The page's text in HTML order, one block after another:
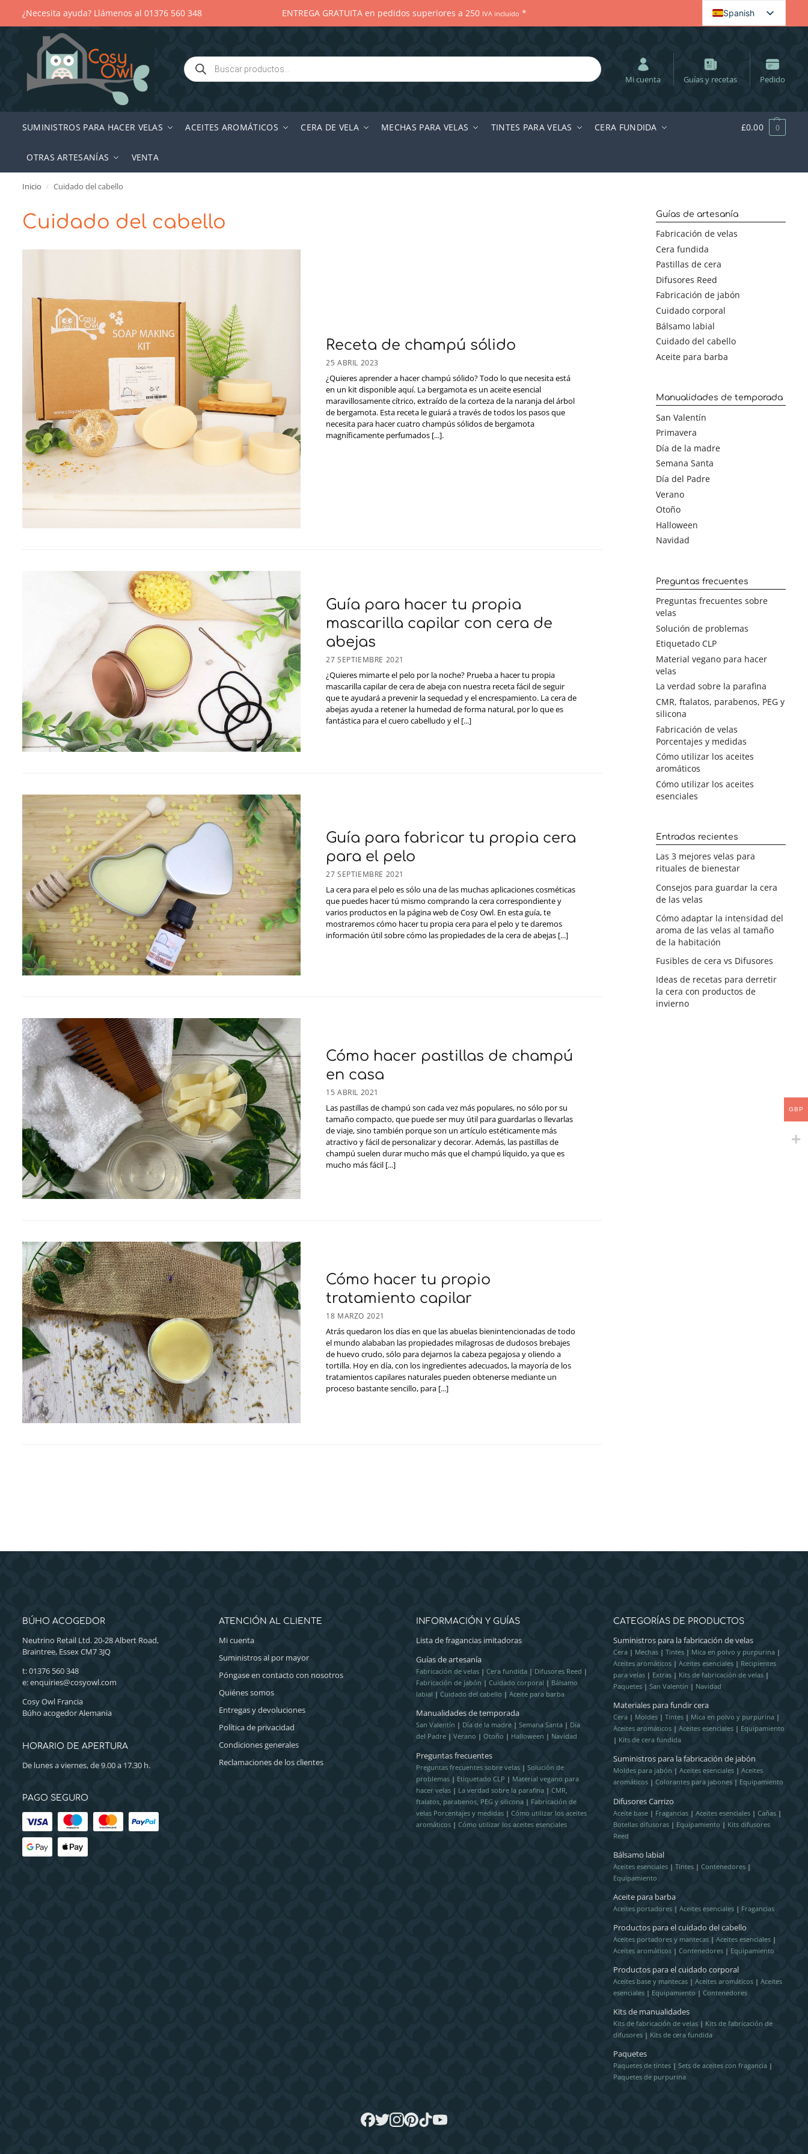
¿Necesita ayuda? Llámenos al 01376 560 348 ENTREGA GRATUITA en pedidos superiores a 250 IVA incluido *
Spanish
Swedish
Hungarian
Mi cuenta Guías y recetas Pedido
SUMINISTROS PARA HACER VELAS ACEITES AROMÁTICOS CERA DE VELA MECHAS PARA VELAS TINTES PARA VELAS CERA FUNDIDA
OTRAS ARTESANÍAS VENTA
£0.00 0
Inicio / Cuidado del cabello
Cuidado del cabello
Receta de champú sólido
25 ABRIL 2023
¿Quieres aprender a hacer champú sólido? Todo lo que necesita está
en un kit disponible aquí. La bergamota es un aceite esencial
maravillosamente cítrico, extraído de la corteza de la naranja del árbol
de bergamota. Esta receta le guiará a través de todos los pasos que
necesita para hacer cuatro champús sólidos de bergamota
magníficamente perfumados [...].
Guía para hacer tu propia
mascarilla capilar con cera de
abejas
27 SEPTIEMBRE 2021
¿Quieres mimarte el pelo por la noche? Prueba a hacer tu propia
mascarilla capilar de cera de abeja con nuestra receta fácil de seguir
que te ayudará a prevenir la sequedad y el encrespamiento. La cera de
abejas ayuda a retener la humedad de forma natural, por lo que es
fantástica para el cuero cabelludo y el [...]
Guía para fabricar tu propia cera
para el pelo
27 SEPTIEMBRE 2021
La cera para el pelo es sólo una de las muchas aplicaciones cosméticas
que puedes hacer tú mismo comprando la cera correspondiente y
varios productos en la página web de Cosy Owl. En esta guía, te
mostraremos cómo hacer tu propia cera para el pelo y te daremos
información útil sobre cómo las propiedades de la cera de abejas [...]
Cómo hacer pastillas de champú
en casa
15 ABRIL 2021
Las pastillas de champú son cada vez más populares, no sólo por su
tamaño compacto, que puede ser muy útil para guardarlas o llevarlas
de viaje, sino también porque son un artículo estéticamente más
atractivo y fácil de personalizar y decorar. Además, las pastillas de
champú suelen durar mucho más que el champú líquido, ya que es
mucho más fácil [...]
Cómo hacer tu propio
tratamiento capilar
18 MARZO 2021
Atrás quedaron los días en que las abuelas bienintencionadas de todo
el mundo alababan las propiedades milagrosas de dudosos brebajes
de huevo crudo, sólo para dejarnos la cabeza pegajosa y oliendo a
tortilla. Hoy en día, con los ingredientes adecuados, la mayoría de los
tratamientos capilares naturales pueden obtenerse mediante un
proceso bastante sencillo, para [...]
Guías de artesanía
Fabricación de velas
Cera fundida
Pastillas de cera
Difusores Reed
Fabricación de jabón
Cuidado corporal
Bálsamo labial
Cuidado del cabello
Aceite para barba
Manualidades de temporada
San Valentín
Primavera
Día de la madre
Semana Santa
Día del Padre
Verano
Otoño
Halloween
Navidad
Preguntas frecuentes
Preguntas frecuentes sobre
velas
Solución de problemas
Etiquetado CLP
Material vegano para hacer
velas
La verdad sobre la parafina
CMR, ftalatos, parabenos, PEG y
silicona
Fabricación de velas
Porcentajes y medidas
Cómo utilizar los aceites
aromáticos
Cómo utilizar los aceites
esenciales
Entradas recientes
Las 3 mejores velas para
rituales de bienestar
Consejos para guardar la cera
de las velas
Cómo adaptar la intensidad del
aroma de las velas al tamaño
de la habitación
Fusibles de cera vs Difusores
Ideas de recetas para derretir
la cera con productos de
invierno
BÚHO ACOGEDOR
Neutrino Retail Ltd. 20-28 Albert Road,
Braintree, Essex CM7 3JQ
t: 01376 560 348
e:enquiries@cosyowl.com
Cosy Owl Francia
Búho acogedor Alemania
HORARIO DE APERTURA
De lunes a viernes, de 9.00 a 17.30 h.
PAGO SEGURO
ATENCIÓN AL CLIENTE
Mi cuenta
Suministros al por mayor
Póngase en contacto con nosotros
Quiénes somos
Entregas y devoluciones
Política de privacidad
Condiciones generales
Reclamaciones de los clientes
INFORMACIÓN Y GUÍAS
Lista de fragancias imitadoras
Guías de artesanía
Fabricación de velas |Cera fundida | Difusores Reed |
Fabricación de jabón |Cuidado corporal | Bálsamo
labial |Cuidado del cabello |Aceite para barba
Manualidades de temporada
San Valentín | Día de la madre |Semana Santa | Día
del Padre |Verano |Otoño | Halloween | Navidad
Preguntas frecuentes
Preguntas frecuentes sobre velas |Solución de
problemas | Etiquetado CLP | Material vegano para
hacer velas | La verdad sobre la parafina |CMR,
ftalatos, parabenos, PEG y silicona | Fabricación de
velas Porcentajes y medidas |Cómo utilizar los aceites
aromáticos |Cómo utilizar los aceites esenciales
CATEGORÍAS DE PRODUCTOS
Suministros para la fabricación de velas
Cera| Mechas| Tintes| Mica en polvo y purpurina|
Aceites aromáticos| Aceites esenciales| Recipientes
para velas| Extras| Kits de fabricación de velas|
Paquetes| San Valentín | Navidad
Materiales para fundir cera
Cera| Moldes| Tintes| Mica en polvo y purpurina|
Aceites aromáticos| Aceites esenciales| Equipamiento
| Kits de cera fundida
Suministros para la fabricación de jabón
Moldes para jabón | Aceites esenciales| Aceites
aromáticos| Colorantes para jabones| Equipamiento
Difusores Carrizo
Aceite base| Fragancias| Aceites esenciales| Cañas|
Botellas difusoras| Equipamiento | Kits difusores
Reed
Bálsamo labial
Aceites esenciales| Tintes| Contenedores|
Equipamiento
Aceite para barba
Aceites portadores| Aceites esenciales| Fragancias
Productos para el cuidado del cabello
Aceites portadores y mantecas| Aceites esenciales|
Aceites aromáticos| Contenedores| Equipamiento
Productos para el cuidado corporal
Aceites base y mantecas| Aceites aromáticos| Aceites
esenciales| Equipamiento | Contenedores
Kits de manualidades
Kits de fabricación de velas| Kits de fabricación de
difusores| Kits de cera fundida
Paquetes
Paquetes de tintes| Sets de aceites con fragancia|
Paquetes de purpurina
GBP